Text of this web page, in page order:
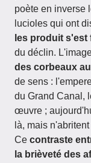
poète en inverse
lucioles qui ont
les produit s'est
du déclin.
des corbeaux
de sens :
du Grand Canal,
œuvre ;
là, mais
Ce contraste
la brièveté des